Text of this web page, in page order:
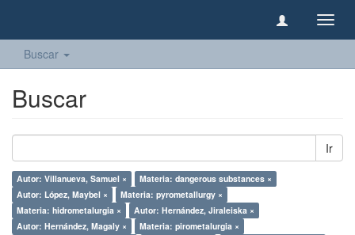
Buscar
Buscar
Ir
Autor: Villanueva, Samuel ×
Materia: dangerous substances ×
Autor: López, Maybel ×
Materia: pyrometallurgy ×
Materia: hidrometalurgia ×
Autor: Hernández, Jiraleiska ×
Autor: Hernández, Magaly ×
Materia: pirometalurgia ×